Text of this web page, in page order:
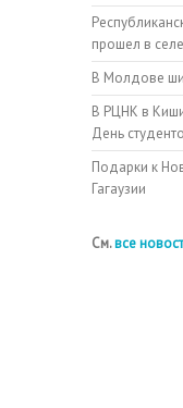
прошел в
В Молдове
В РЦНК в
День
Подарки к
Гагаузии
См.все